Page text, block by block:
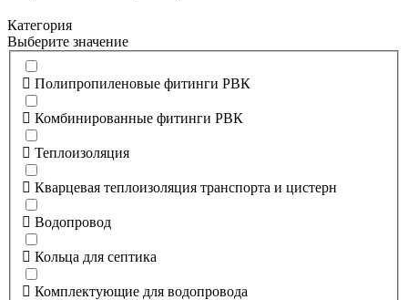
Категория
Выберите значение
Полипропиленовые фитинги РВК
Комбинированные фитинги РВК
Теплоизоляция
Кварцевая теплоизоляция транспорта и цистерн
Водопровод
Кольца для септика
Комплектующие для водопровода